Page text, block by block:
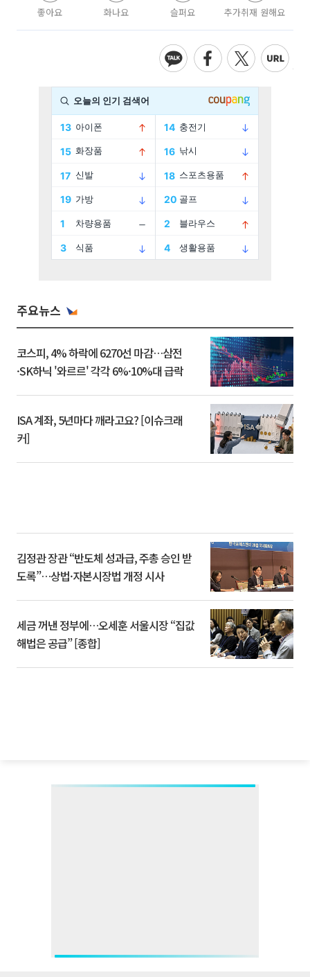
좋아요 화나요 슬퍼요 추가취재 원해요
주요뉴스
코스피, 4% 하락에 6270선 마감…삼전
·SK하닉 '와르르' 각각 6%·10%대 급락
ISA 계좌, 5년마다 깨라고요? [이슈크래
커]
김정관 장관 “반도체 성과급, 주총 승인 받
도록”…상법·자본시장법 개정 시사
세금 꺼낸 정부에…오세훈 서울시장 “집값
해법은 공급” [종합]